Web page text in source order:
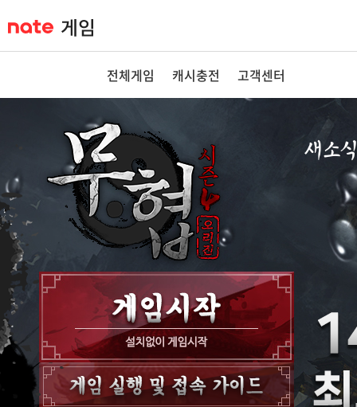
전체게임 캐시충전 고객센터
새소
공지사항
이벤트
GM노트
GM TIP